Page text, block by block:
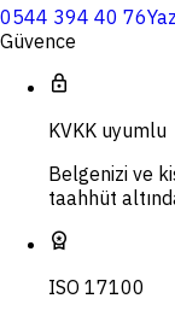
0544 394 40 76
Güvence
lock
KVKK uyumlu
Belgenizi ve
taahhüt
workspace_premium
ISO 17100